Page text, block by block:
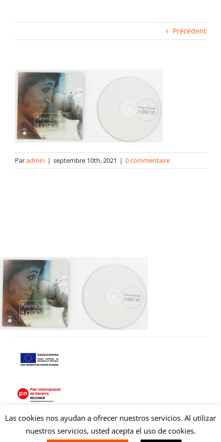
Gabarits
Blog
contact
Précédent
Paradmin | septembre 10th, 2021 | 0 commentaire
Copyright © 2021 Copysan. Tous droits réservés
Las cookies nos ayudan a ofrecer nuestros servicios. Al utilizar
nuestros servicios, usted acepta el uso de cookies.